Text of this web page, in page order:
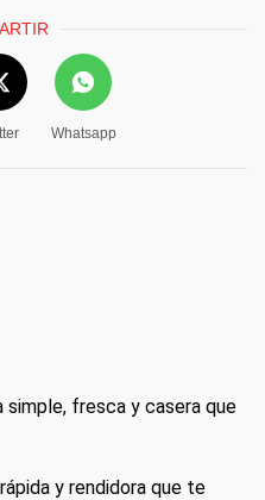
Whatsapp
fresca y casera que
y rendidora que te